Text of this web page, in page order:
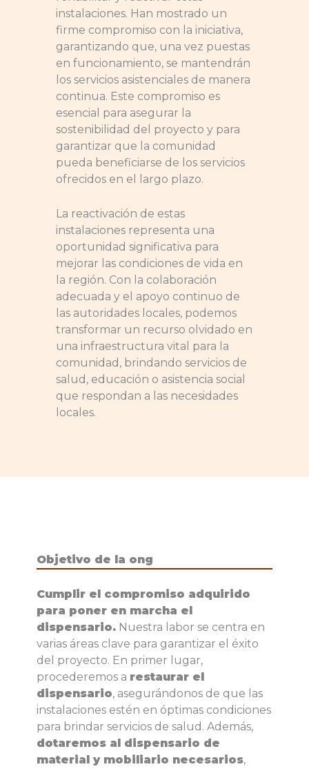
instalaciones. Han mostrado un
firme compromiso con la iniciativa,
garantizando que, una vez puestas
en funcionamiento, se mantendrán
los servicios asistenciales de manera
continua. Este compromiso es
esencial para asegurar la
sostenibilidad del proyecto y para
garantizar que la comunidad
pueda beneficiarse de los servicios
ofrecidos en el largo plazo.
La reactivación de estas
instalaciones representa una
oportunidad significativa para
mejorar las condiciones de vida en
la región. Con la colaboración
adecuada y el apoyo continuo de
las autoridades locales, podemos
transformar un recurso olvidado en
una infraestructura vital para la
comunidad, brindando servicios de
salud, educación o asistencia social
que respondan a las necesidades
locales.
Objetivo de la ong
Cumplir el compromiso adquirido
para poner en marcha el
dispensario.Nuestra labor se centra en
varias áreas clave para garantizar el éxito
del proyecto. En primer lugar,
procederemos a restaurar el
dispensario, asegurándonos de que las
instalaciones estén en óptimas condiciones
para brindar servicios de salud. Además,
dotaremos al dispensario de
material y mobiliario necesarios,